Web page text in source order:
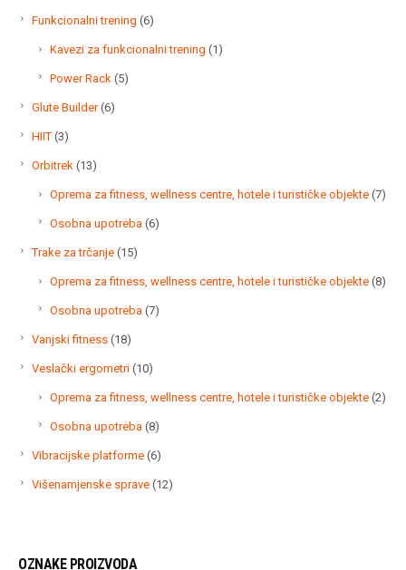
Funkcionalni trening 66
Kavezi za funkcionalni trening 11
Power Rack 55
Glute Builder 66
HIIT 33
Orbitrek 1313
Oprema za fitness, wellness centre, hotele i turističke objekte 77
Osobna upotreba 66
Trake za trčanje 1515
Oprema za fitness, wellness centre, hotele i turističke objekte 88
Osobna upotreba 77
Vanjski fitness 1818
Veslački ergometri 1010
Oprema za fitness, wellness centre, hotele i turističke objekte 22
Osobna upotreba 88
Vibracijske platforme 66
Višenamjenske sprave 1212
OZNAKE PROIZVODA